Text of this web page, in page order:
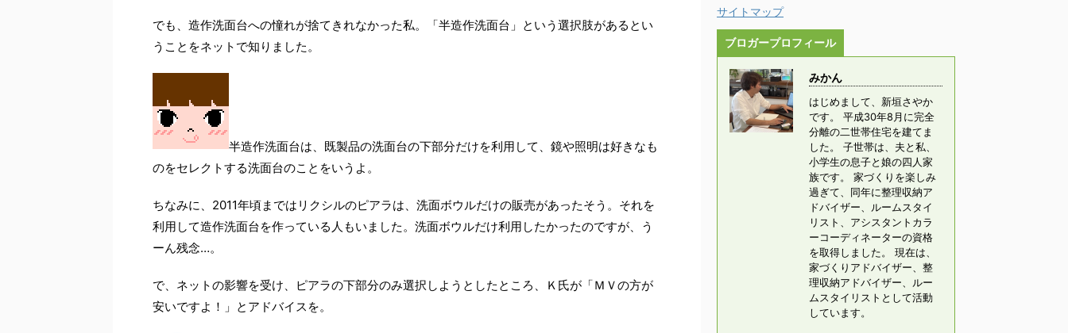
でも、造作洗面台への憧れが捨てきれなかった私。「半造作洗面台」という選択肢があるとい
うことをネットで知りました。
半造作洗面台は、既製品の洗面台の下部分だけを利用して、鏡や照明は好きなも
のをセレクトする洗面台のことをいうよ。
ちなみに、2011年頃まではリクシルのピアラは、洗面ボウルだけの販売があったそう。それを
利用して造作洗面台を作っている人もいました。洗面ボウルだけ利用したかったのですが、う
ーん残念…。
で、ネットの影響を受け、ピアラの下部分のみ選択しようとしたところ、Ｋ氏が「ＭＶの方が
安いですよ！」とアドバイスを。
サイトマップ
ブロガープロフィール
みかん
はじめまして、新垣さやか
です。 平成30年8月に完全
分離の二世帯住宅を建てま
した。 子世帯は、夫と私、
小学生の息子と娘の四人家
族です。 家づくりを楽しみ
過ぎて、同年に整理収納ア
ドバイザー、ルームスタイ
リスト、アシスタントカラ
ーコーディネーターの資格
を取得しました。 現在は、
家づくりアドバイザー、整
理収納アドバイザー、ルー
ムスタイリストとして活動
しています。